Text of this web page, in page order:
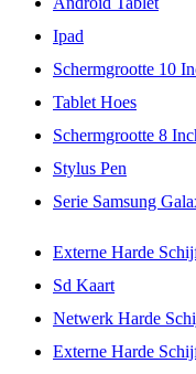
Ipad
Schermgrootte 10
Tablet Hoes
Schermgrootte 8
Stylus Pen
Serie Samsung
Externe Harde
Sd Kaart
Netwerk Harde
Externe Harde